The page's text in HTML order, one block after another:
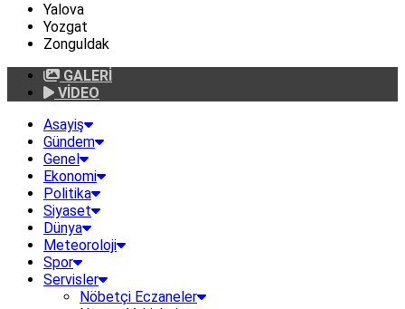
Yalova
Yozgat
Zonguldak
GALERİ
VİDEO
Asayiş
Gündem
Genel
Ekonomi
Politika
Siyaset
Dünya
Meteoroloji
Spor
Servisler
Nöbetçi Eczaneler